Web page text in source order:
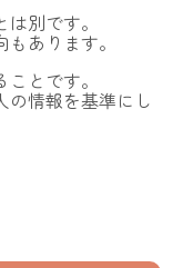
別です。
あります。
とです。
の情報を基準にし